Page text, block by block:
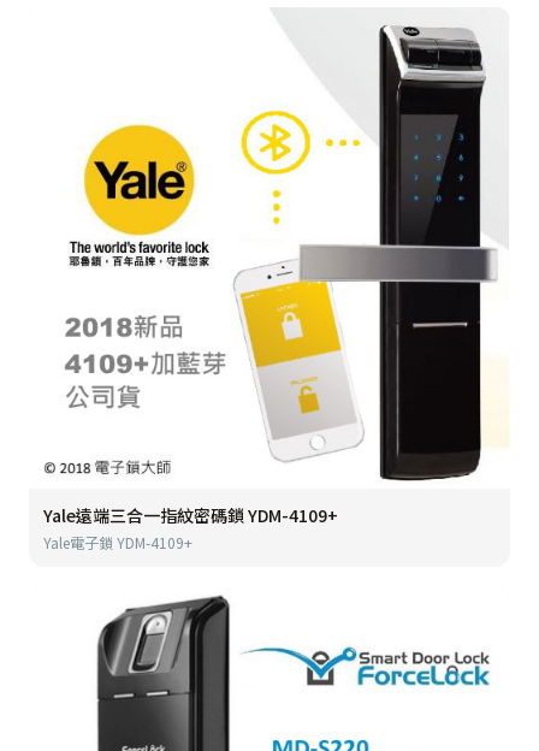
Yale遠端三合一指紋密碼鎖 YDM-4109+
Yale電子鎖 YDM-4109+